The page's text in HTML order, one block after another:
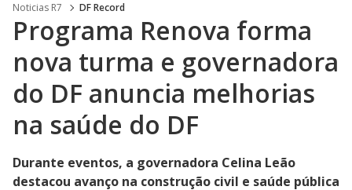
Noticias R7 DF Record
Programa Renova forma
nova turma e governadora
do DF anuncia melhorias
na saúde do DF
Durante eventos, a governadora Celina Leão
destacou avanço na construção civil e saúde pública